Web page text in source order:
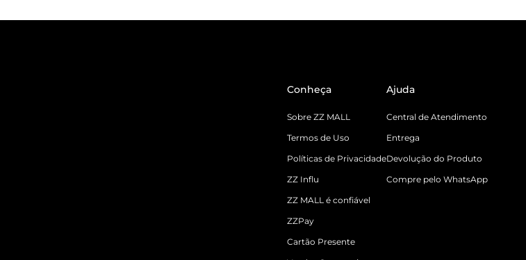
Conheça
Sobre ZZ MALL
Termos de Uso
Políticas de Privacidade
ZZ Influ
ZZ MALL é confiável
ZZPay
Cartão Presente
Ajuda
Central de Atendimento
Entrega
Devolução do Produto
Compre pelo WhatsApp